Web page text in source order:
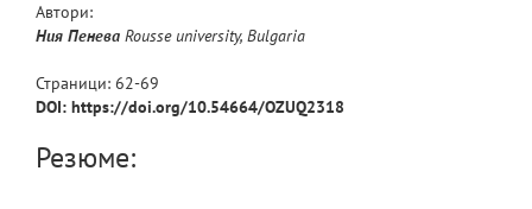
Автори:
Ния Пенева Rousse university, Bulgaria
Страници: 62-69
DOI: https://doi.org/10.54664/OZUQ2318
Резюме: